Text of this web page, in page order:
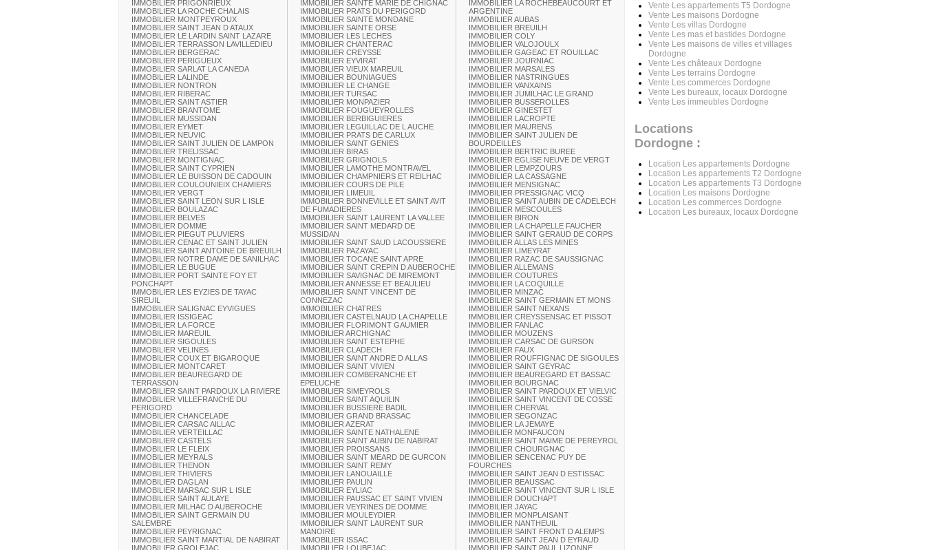
IMMOBILIER PRIGONRIEUX
IMMOBILIER LA ROCHE CHALAIS
IMMOBILIER MONTPEYROUX
IMMOBILIER SAINT JEAN D ATAUX
IMMOBILIER LE LARDIN SAINT LAZARE
IMMOBILIER TERRASSON LAVILLEDIEU
IMMOBILIER BERGERAC
IMMOBILIER PERIGUEUX
IMMOBILIER SARLAT LA CANEDA
IMMOBILIER LALINDE
IMMOBILIER NONTRON
IMMOBILIER RIBERAC
IMMOBILIER SAINT ASTIER
IMMOBILIER BRANTOME
IMMOBILIER MUSSIDAN
IMMOBILIER EYMET
IMMOBILIER NEUVIC
IMMOBILIER SAINT JULIEN DE LAMPON
IMMOBILIER TRELISSAC
IMMOBILIER MONTIGNAC
IMMOBILIER SAINT CYPRIEN
IMMOBILIER LE BUISSON DE CADOUIN
IMMOBILIER COULOUNIEIX CHAMIERS
IMMOBILIER VERGT
IMMOBILIER SAINT LEON SUR L ISLE
IMMOBILIER BOULAZAC
IMMOBILIER BELVES
IMMOBILIER DOMME
IMMOBILIER PIEGUT PLUVIERS
IMMOBILIER CENAC ET SAINT JULIEN
IMMOBILIER SAINT ANTOINE DE BREUILH
IMMOBILIER NOTRE DAME DE SANILHAC
IMMOBILIER LE BUGUE
IMMOBILIER PORT SAINTE FOY ET
PONCHAPT
IMMOBILIER LES EYZIES DE TAYAC
SIREUIL
IMMOBILIER SALIGNAC EYVIGUES
IMMOBILIER ISSIGEAC
IMMOBILIER LA FORCE
IMMOBILIER MAREUIL
IMMOBILIER SIGOULES
IMMOBILIER VELINES
IMMOBILIER COUX ET BIGAROQUE
IMMOBILIER MONTCARET
IMMOBILIER BEAUREGARD DE
TERRASSON
IMMOBILIER SAINT PARDOUX LA RIVIERE
IMMOBILIER VILLEFRANCHE DU
PERIGORD
IMMOBILIER CHANCELADE
IMMOBILIER CARSAC AILLAC
IMMOBILIER VERTEILLAC
IMMOBILIER CASTELS
IMMOBILIER LE FLEIX
IMMOBILIER MEYRALS
IMMOBILIER THENON
IMMOBILIER THIVIERS
IMMOBILIER DAGLAN
IMMOBILIER MARSAC SUR L ISLE
IMMOBILIER SAINT AULAYE
IMMOBILIER MILHAC D AUBEROCHE
IMMOBILIER SAINT GERMAIN DU
SALEMBRE
IMMOBILIER PEYRIGNAC
IMMOBILIER SAINT MARTIAL DE NABIRAT
IMMOBILIER GROLEJAC
IMMOBILIER SAINTE MARIE DE CHIGNAC
IMMOBILIER PRATS DU PERIGORD
IMMOBILIER SAINTE MONDANE
IMMOBILIER SAINTE ORSE
IMMOBILIER LES LECHES
IMMOBILIER CHANTERAC
IMMOBILIER CREYSSE
IMMOBILIER EYVIRAT
IMMOBILIER VIEUX MAREUIL
IMMOBILIER BOUNIAGUES
IMMOBILIER LE CHANGE
IMMOBILIER TURSAC
IMMOBILIER MONPAZIER
IMMOBILIER FOUGUEYROLLES
IMMOBILIER BERBIGUIERES
IMMOBILIER LEGUILLAC DE L AUCHE
IMMOBILIER PRATS DE CARLUX
IMMOBILIER SAINT GENIES
IMMOBILIER BIRAS
IMMOBILIER GRIGNOLS
IMMOBILIER LAMOTHE MONTRAVEL
IMMOBILIER CHAMPNIERS ET REILHAC
IMMOBILIER COURS DE PILE
IMMOBILIER LIMEUIL
IMMOBILIER BONNEVILLE ET SAINT AVIT
DE FUMADIERES
IMMOBILIER SAINT LAURENT LA VALLEE
IMMOBILIER SAINT MEDARD DE
MUSSIDAN
IMMOBILIER SAINT SAUD LACOUSSIERE
IMMOBILIER PAZAYAC
IMMOBILIER TOCANE SAINT APRE
IMMOBILIER SAINT CREPIN D AUBEROCHE
IMMOBILIER SAVIGNAC DE MIREMONT
IMMOBILIER ANNESSE ET BEAULIEU
IMMOBILIER SAINT VINCENT DE
CONNEZAC
IMMOBILIER CHATRES
IMMOBILIER CASTELNAUD LA CHAPELLE
IMMOBILIER FLORIMONT GAUMIER
IMMOBILIER ARCHIGNAC
IMMOBILIER SAINT ESTEPHE
IMMOBILIER CLADECH
IMMOBILIER SAINT ANDRE D ALLAS
IMMOBILIER SAINT VIVIEN
IMMOBILIER COMBERANCHE ET
EPELUCHE
IMMOBILIER SIMEYROLS
IMMOBILIER SAINT AQUILIN
IMMOBILIER BUSSIERE BADIL
IMMOBILIER GRAND BRASSAC
IMMOBILIER AZERAT
IMMOBILIER SAINTE NATHALENE
IMMOBILIER SAINT AUBIN DE NABIRAT
IMMOBILIER PROISSANS
IMMOBILIER SAINT MEARD DE GURCON
IMMOBILIER SAINT REMY
IMMOBILIER LANOUAILLE
IMMOBILIER PAULIN
IMMOBILIER EYLIAC
IMMOBILIER PAUSSAC ET SAINT VIVIEN
IMMOBILIER VEYRINES DE DOMME
IMMOBILIER MOULEYDIER
IMMOBILIER SAINT LAURENT SUR
MANOIRE
IMMOBILIER ISSAC
IMMOBILIER LOUBEJAC
IMMOBILIER LA ROCHEBEAUCOURT ET
ARGENTINE
IMMOBILIER AUBAS
IMMOBILIER BREUILH
IMMOBILIER COLY
IMMOBILIER VALOJOULX
IMMOBILIER GAGEAC ET ROUILLAC
IMMOBILIER JOURNIAC
IMMOBILIER MARSALES
IMMOBILIER NASTRINGUES
IMMOBILIER VANXAINS
IMMOBILIER JUMILHAC LE GRAND
IMMOBILIER BUSSEROLLES
IMMOBILIER GINESTET
IMMOBILIER LACROPTE
IMMOBILIER MAURENS
IMMOBILIER SAINT JULIEN DE
BOURDEILLES
IMMOBILIER BERTRIC BUREE
IMMOBILIER EGLISE NEUVE DE VERGT
IMMOBILIER LEMPZOURS
IMMOBILIER LA CASSAGNE
IMMOBILIER MENSIGNAC
IMMOBILIER PRESSIGNAC VICQ
IMMOBILIER SAINT AUBIN DE CADELECH
IMMOBILIER MESCOULES
IMMOBILIER BIRON
IMMOBILIER LA CHAPELLE FAUCHER
IMMOBILIER SAINT GERAUD DE CORPS
IMMOBILIER ALLAS LES MINES
IMMOBILIER LIMEYRAT
IMMOBILIER RAZAC DE SAUSSIGNAC
IMMOBILIER ALLEMANS
IMMOBILIER COUTURES
IMMOBILIER LA COQUILLE
IMMOBILIER MINZAC
IMMOBILIER SAINT GERMAIN ET MONS
IMMOBILIER SAINT NEXANS
IMMOBILIER CREYSSENSAC ET PISSOT
IMMOBILIER FANLAC
IMMOBILIER MOUZENS
IMMOBILIER CARSAC DE GURSON
IMMOBILIER FAUX
IMMOBILIER ROUFFIGNAC DE SIGOULES
IMMOBILIER SAINT GEYRAC
IMMOBILIER BEAUREGARD ET BASSAC
IMMOBILIER BOURGNAC
IMMOBILIER SAINT PARDOUX ET VIELVIC
IMMOBILIER SAINT VINCENT DE COSSE
IMMOBILIER CHERVAL
IMMOBILIER SEGONZAC
IMMOBILIER LA JEMAYE
IMMOBILIER MONFAUCON
IMMOBILIER SAINT MAIME DE PEREYROL
IMMOBILIER CHOURGNAC
IMMOBILIER SENCENAC PUY DE
FOURCHES
IMMOBILIER SAINT JEAN D ESTISSAC
IMMOBILIER BEAUSSAC
IMMOBILIER SAINT VINCENT SUR L ISLE
IMMOBILIER DOUCHAPT
IMMOBILIER JAYAC
IMMOBILIER MONPLAISANT
IMMOBILIER NANTHEUIL
IMMOBILIER SAINT FRONT D ALEMPS
IMMOBILIER SAINT JEAN D EYRAUD
IMMOBILIER SAINT PAUL LIZONNE
Vente Les appartements T5 Dordogne
Vente Les maisons Dordogne
Vente Les villas Dordogne
Vente Les mas et bastides Dordogne
Vente Les maisons de villes et villages
Dordogne
Vente Les châteaux Dordogne
Vente Les terrains Dordogne
Vente Les commerces Dordogne
Vente Les bureaux, locaux Dordogne
Vente Les immeubles Dordogne
Locations
Dordogne :
Location Les appartements Dordogne
Location Les appartements T2 Dordogne
Location Les appartements T3 Dordogne
Location Les maisons Dordogne
Location Les commerces Dordogne
Location Les bureaux, locaux Dordogne